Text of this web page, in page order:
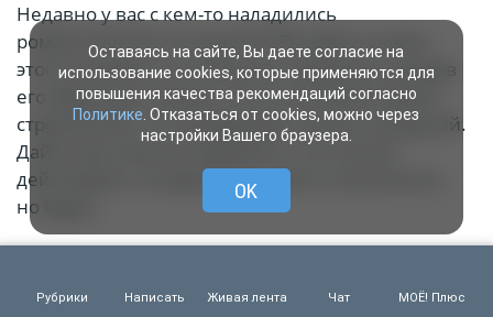
Недавно у вас с кем-то наладились
романтические отношения. Вы давно знаете
этого человека, но сейчас вы поражены, увидев
его обратную сторону. Он не понимает ваших
стремлений и не оправдывает ваших ожиданий.
Дайте ему немного времени, и он начнет
действовать по-взрослому, хотя и постепенно,
но будет.
Возможно, вы получите некоторую оплату
Рубрики Написать Живая лента Чат МОЁ! Плюс
Оставаясь на сайте, Вы даете согласие на
использование cookies, которые применяются для
повышения качества рекомендаций согласно
Политике . Отказаться от cookies, можно через
настройки Вашего браузера.
OK